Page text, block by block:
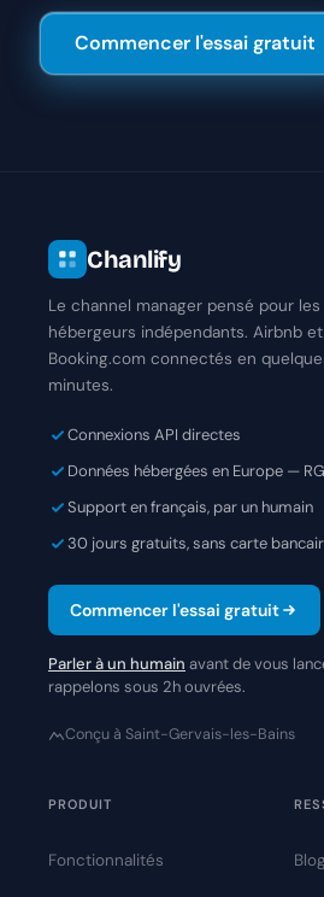
Commencer l'essai gratuit
Chanlify
Le channel manager pensé pour les
hébergeurs indépendants. Airbnb et
Booking.com connectés en
minutes.
Connexions API directes
Données hébergées en Europe —
Support en français, par un humain
30 jours gratuits, sans carte
Commencer l'essai gratuit
Parler à un humain avant de vous
rappelons sous 2h ouvrées.
Conçu à Saint-Gervais-les-Bains
PRODUIT
Fonctionnalités Blog